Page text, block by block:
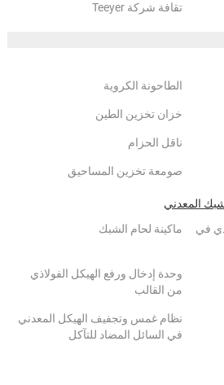
تقافة شركة Teeyer
الطاحونة الكروية
خزان تخزين الطين
ناقل الحزام
صومعة تخزين المساحيق
المعدني
ماكينة لحام الشبك
في
وحدة إدخال ورفع الهيكل الفولاذي
من القالب
نظام غمس وتجفيف الهيكل المعدني
في السائل المضاد للتآكل